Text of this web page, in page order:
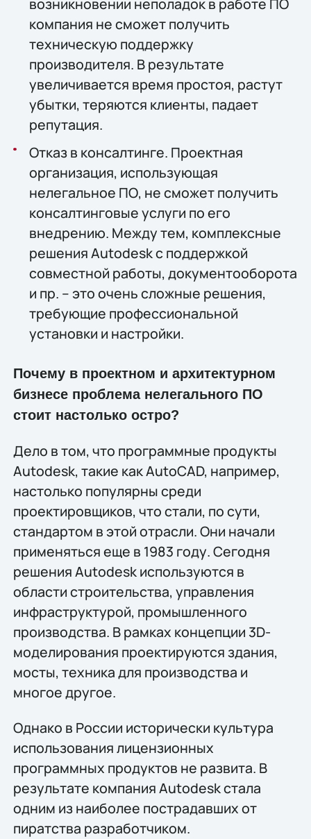
компания не сможет получить
техническую поддержку
производителя. В результате
увеличивается время простоя, растут
убытки, теряются клиенты, падает
репутация.
Отказ в консалтинге. Проектная
организация, использующая
нелегальное ПО, не сможет получить
консалтинговые услуги по его
внедрению. Между тем, комплексные
решения Autodesk с поддержкой
совместной работы, документооборота
и пр. – это очень сложные решения,
требующие профессиональной
установки и настройки.
Почему в проектном и архитектурном
бизнесе проблема нелегального ПО
стоит настолько остро?
Дело в том, что программные продукты
Autodesk, такие как AutoCAD, например,
настолько популярны среди
проектировщиков, что стали, по сути,
стандартом в этой отрасли. Они начали
применяться еще в 1983 году. Сегодня
решения Autodesk используются в
области строительства, управления
инфраструктурой, промышленного
производства. В рамках концепции 3D-
моделирования проектируются здания,
мосты, техника для производства и
многое другое.
Однако в России исторически культура
использования лицензионных
программных продуктов не развита. В
результате компания Autodesk стала
одним из наиболее пострадавших от
пиратства разработчиком.